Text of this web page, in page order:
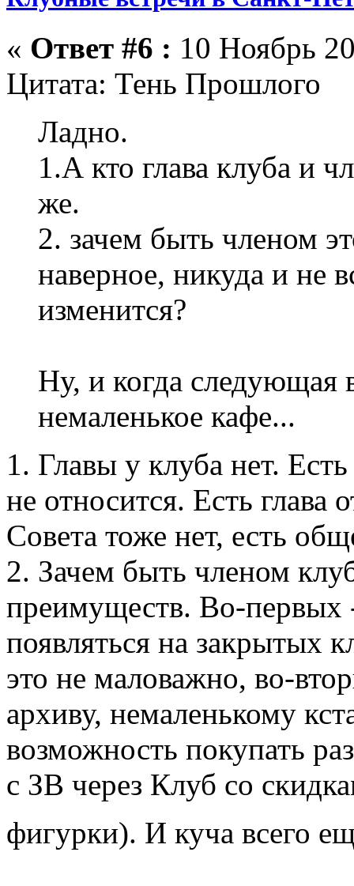
« Ответ #6 : 10 Ноябрь
Цитата: Тень Прошлого
Ладно.
1.А кто глава клуба и
же.
2. зачем быть членом
наверное, никуда и не
изменится?
Ну, и когда следующая
немаленькое кафе...
1. Главы у клуба нет.
не относится. Есть глава
Совета тоже нет, есть
2. Зачем быть членом
преимуществ. Во-первых
появляться на закрытых
это не маловажно, во-
архиву, немаленькому
возможность покупать
с ЗВ через Клуб со
фигурки). И куча всего